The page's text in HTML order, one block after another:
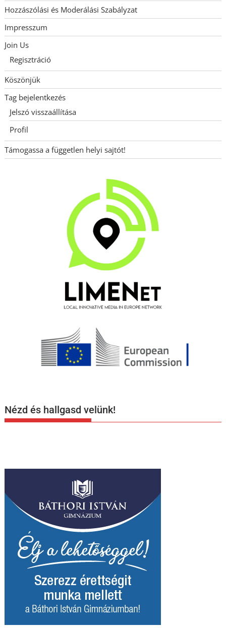
Hozzászólási és Moderálási Szabályzat
Impresszum
Join Us
Regisztráció
Köszönjük
Tag bejelentkezés
Jelszó visszaállítása
Profil
Támogassa a független helyi sajtót!
Nézd és hallgasd velünk!